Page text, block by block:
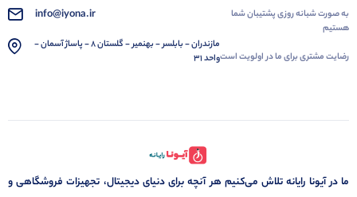
به صورت شبانه روزی پشتیبان شما
هستیم
رضایت مشتری برای ما در اولویت است
info@iyona.ir
مازندران - بابلسر - بهنمیر - گلستان 8 - پاساژ آسمان -
واحد 31
ما در آیونا رایانه تلاش می‌کنیم هر آنچه برای دنیای دیجیتال، تجهیزات فروشگاهی و